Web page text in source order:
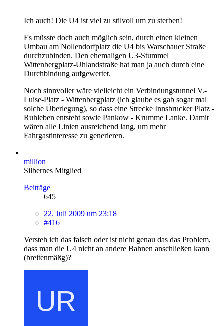
Ich auch! Die U4 ist viel zu stilvoll um zu sterben!
Es müsste doch auch möglich sein, durch einen kleinen
Umbau am Nollendorfplatz die U4 bis Warschauer Straße
durchzubinden. Den ehemaligen U3-Stummel
Wittenbergplatz-Uhlandstraße hat man ja auch durch eine
Durchbindung aufgewertet.
Noch sinnvoller wäre vielleicht ein Verbindungstunnel V.-
Luise-Platz - Wittenbergplatz (ich glaube es gab sogar mal
solche Überlegung), so dass eine Strecke Innsbrucker Platz -
Ruhleben entsteht sowie Pankow - Krumme Lanke. Damit
wären alle Linien ausreichend lang, um mehr
Fahrgastinteresse zu generieren.
million
Silbernes Mitglied
Beiträge
645
22. Juli 2009 um 23:18
#416
Versteh ich das falsch oder ist nicht genau das das Problem,
dass man die U4 nicht an andere Bahnen anschließen kann
(breitenmäßg)?